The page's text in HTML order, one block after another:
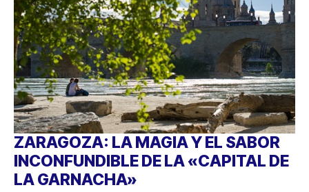
ZARAGOZA: LA MAGIA Y EL SABOR
INCONFUNDIBLE DE LA «CAPITAL DE
LA GARNACHA»